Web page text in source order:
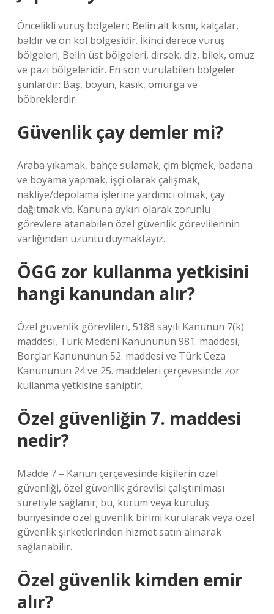
Öncelikli vuruş bölgeleri; Belin alt kısmı, kalçalar,
baldır ve ön kol bölgesidir. İkinci derece vuruş
bölgeleri; Belin üst bölgeleri, dirsek, diz, bilek, omuz
ve pazı bölgeleridir. En son vurulabilen bölgeler
şunlardır: Baş, boyun, kasık, omurga ve
böbreklerdir.
Güvenlik çay demler mi?
Araba yıkamak, bahçe sulamak, çim biçmek, badana
ve boyama yapmak, işçi olarak çalışmak,
nakliye/depolama işlerine yardımcı olmak, çay
dağıtmak vb. Kanuna aykırı olarak zorunlu
görevlere atanabilen özel güvenlik görevlilerinin
varlığından üzüntü duymaktayız.
ÖGG zor kullanma yetkisini
hangi kanundan alır?
Özel güvenlik görevlileri, 5188 sayılı Kanunun 7(k)
maddesi, Türk Medeni Kanununun 981. maddesi,
Borçlar Kanununun 52. maddesi ve Türk Ceza
Kanununun 24 ve 25. maddeleri çerçevesinde zor
kullanma yetkisine sahiptir.
Özel güvenliğin 7. maddesi
nedir?
Madde 7 – Kanun çerçevesinde kişilerin özel
güvenliği, özel güvenlik görevlisi çalıştırılması
suretiyle sağlanır; bu, kurum veya kuruluş
bünyesinde özel güvenlik birimi kurularak veya özel
güvenlik şirketlerinden hizmet satın alınarak
sağlanabilir.
Özel güvenlik kimden emir
alır?